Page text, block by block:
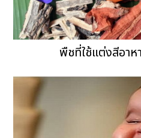
พืชที่ใช้แต่งสีอาห